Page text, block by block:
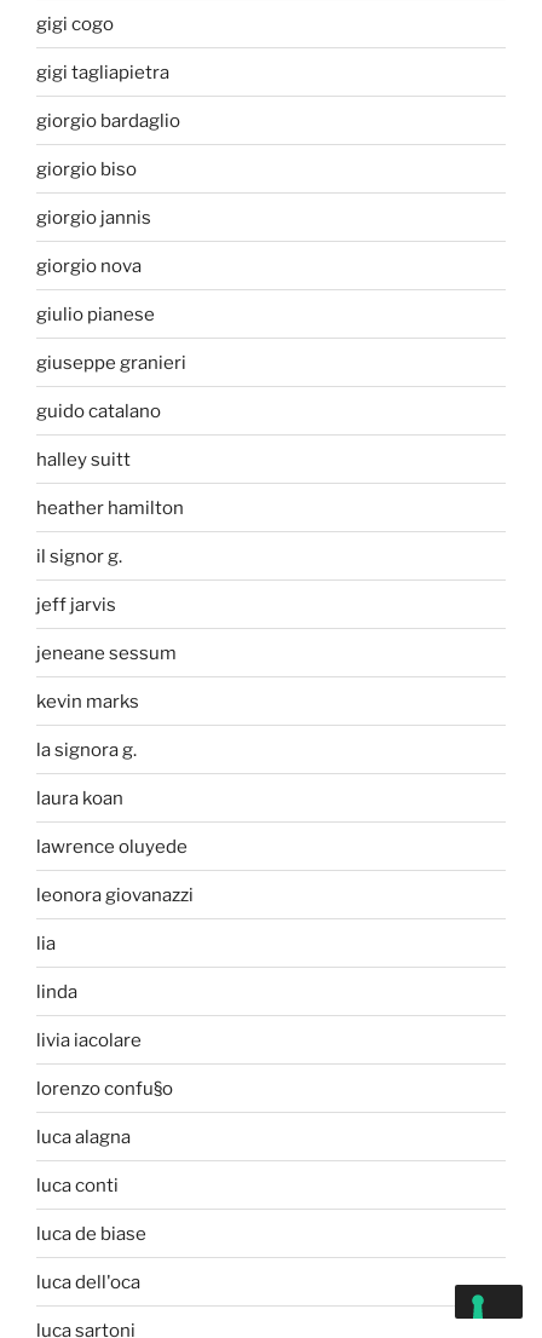
gigi cogo
gigi tagliapietra
giorgio bardaglio
giorgio biso
giorgio jannis
giorgio nova
giulio pianese
giuseppe granieri
guido catalano
halley suitt
heather hamilton
il signor g.
jeff jarvis
jeneane sessum
kevin marks
la signora g.
laura koan
lawrence oluyede
leonora giovanazzi
lia
linda
livia iacolare
lorenzo confu§o
luca alagna
luca conti
luca de biase
luca dell'oca
luca sartoni